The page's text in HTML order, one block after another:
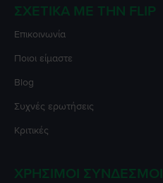
ΣΧΕΤΙΚΆ ΜΕ ΤΗΝ FLIP
Επικοινωνία
Ποιοι είμαστε
Blog
Συχνές ερωτήσεις
Κριτικές
ΧΡΉΣΙΜΟΙ ΣΎΝΔΕΣΜΟΙ